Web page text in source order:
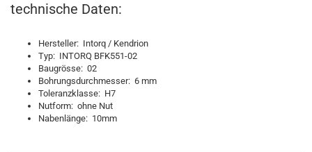
technische Daten:
Hersteller: Intorq / Kendrion
Typ: INTORQ BFK551-02
Baugrösse: 02
Bohrungsdurchmesser: 6 mm
Toleranzklasse: H7
Nutform: ohne Nut
Nabenlänge: 10mm